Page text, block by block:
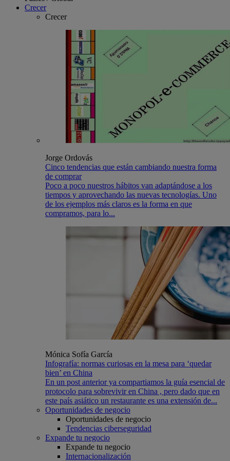
Crecer
Crecer
Jorge Ordovás
Cinco tendencias que están cambiando nuestra forma
de comprar
Poco a poco nuestros hábitos van adaptándose a los
tiempos y aprovechando las nuevas tecnologías. Uno
de los ejemplos más claros es la forma en que
compramos, para lo...
Mónica Sofía García
Infografía: normas curiosas en la mesa para ‘quedar
bien’ en China
En un post anterior ya compartiamos la guía esencial de
protocolo para sobrevivir en China , pero dado que en
este país asiático un restaurante es una extensión de...
Oportunidades de negocio
Oportunidades de negocio
Tendencias ciberseguridad
Expande tu negocio
Expande tu negocio
Internacionalización